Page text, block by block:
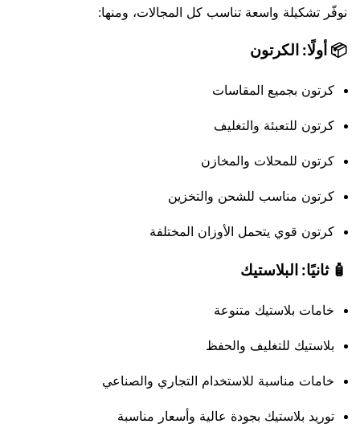
نوفّر تشكيلة واسعة تناسب كل المجالات، ومنها:
📦 أولًا: الكرتون
كرتون بجميع المقاسات
كرتون للتعبئة والتغليف
كرتون للمحلات والمخازن
كرتون مناسب للشحن والتخزين
كرتون قوي يتحمل الأوزان المختلفة
🧴 ثانيًا: البلاستيك
خامات بلاستيك متنوعة
بلاستيك للتغليف والحفظ
خامات مناسبة للاستخدام التجاري والصناعي
توريد بلاستيك بجودة عالية وأسعار مناسبة